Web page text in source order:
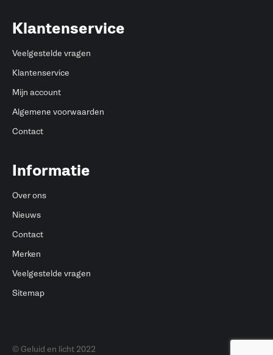
Klantenservice
Veelgestelde vragen
Klantenservice
Mijn account
Algemene voorwaarden
Contact
Informatie
Over ons
Nieuws
Contact
Merken
Veelgestelde vragen
Sitemap
© Geluid en licht 2022